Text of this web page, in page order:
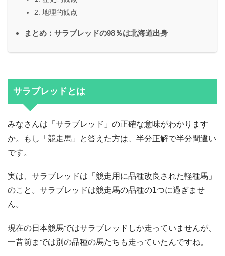
2. 地理的観点
まとめ：サラブレッドの98％は北海道出身
サラブレッドとは
みなさんは「サラブレッド」の正確な意味がわかります
か。もし「競走馬」と答えた方は、半分正解で半分間違い
です。
実は、サラブレッドは「競走用に品種改良された軽種馬」
のこと。サラブレッドは競走馬の品種の1つに過ぎませ
ん。
現在の日本競馬ではサラブレッドしか走っていませんが、
一昔前までは別の品種の馬たちも走っていたんですね。